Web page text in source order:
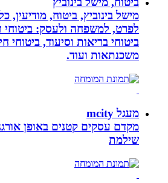
מישל בינוביץ, ביטוח, מודיעין, כל
לפרט, למשפחה ולעסק: ביטוחי
ביטוחי בריאות וסיעוד, ביטוחי חיים
משכנתאות ועוד.
מעגל mcity
מקדם עסקים קטנים באופן
שילמת